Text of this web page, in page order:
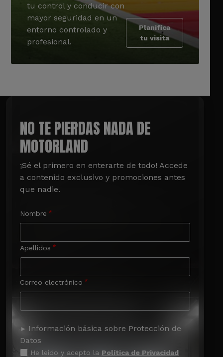
tu control y conducir con
mayor seguridad en un
entorno controlado y
profesional.
Planifica
tu visita
NO TE PIERDAS NADA DE
MOTORLAND
¡Sé el primero en enterarte de todo! Accede
a contenido exclusivo y promociones antes
que nadie.
Nombre
Apellidos
Correo electrónico
Información básica sobre Protección de
Datos
He leído y acepto la Política de Privacidad